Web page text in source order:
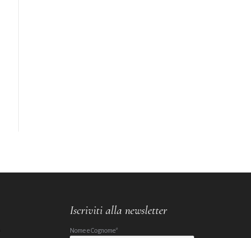
Iscriviti alla newsletter
Nome e Cognome*